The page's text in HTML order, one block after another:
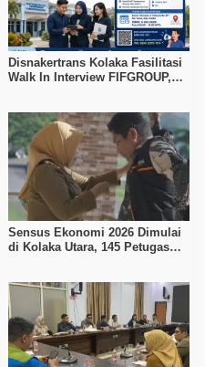
Disnakertrans Kolaka Fasilitasi
Walk In Interview FIFGROUP,
Sensus Ekonomi 2026 Dimulai
di Kolaka Utara, 145 Petugas